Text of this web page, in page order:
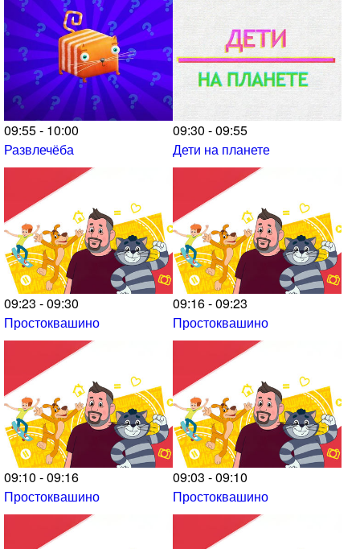
09:55 - 10:00
Развлечёба
09:30 - 09:55
Дети на планете
09:23 - 09:30
Простоквашино
09:16 - 09:23
Простоквашино
09:10 - 09:16
Простоквашино
09:03 - 09:10
Простоквашино